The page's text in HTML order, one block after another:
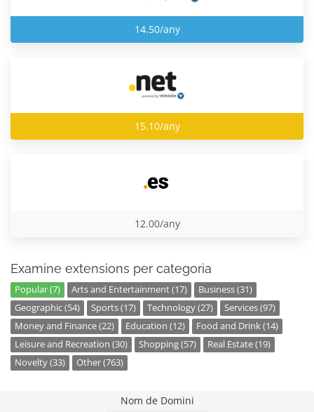
14.50/any
15.10/any
12.00/any
Examine extensions per categoria
Popular (7) Arts and Entertainment (17)
Business (31)
Geographic (54)
Sports (17) Technology (27)
Services (97)
Money and Finance (22)
Education (12)
Food and Drink (14)
Leisure and Recreation (30)
Shopping (57)
Real Estate (19)
Novelty (33)
Other (763)
Nom de Domini